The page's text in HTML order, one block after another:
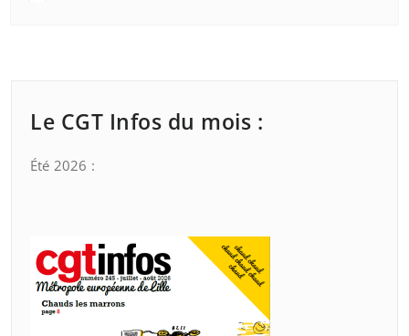
Le CGT Infos du mois :
Été 2026 :